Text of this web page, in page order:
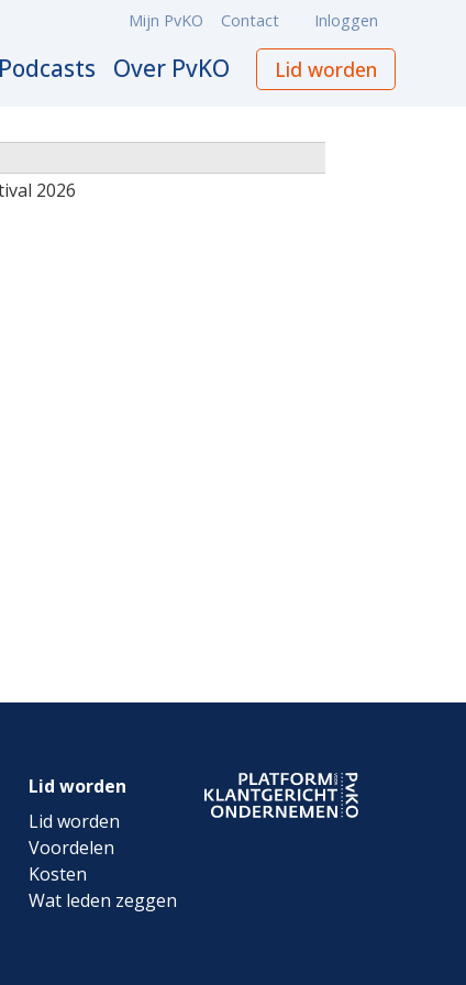
Podcasts Over PvKO Lid worden
Meta
Mijn PvKO Contact Inloggen
2026
Lid worden
Lid worden
Voordelen
Kosten
Wat leden zeggen